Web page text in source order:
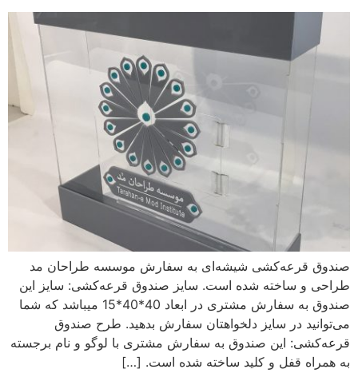
صندوق قرعه‌کشی شیشه‌ای به سفارش موسسه طراحان مد
طراحی و ساخته شده است. سایز صندوق قرعه‌کشی: سایز این
صندوق به سفارش مشتری در ابعاد 40*40*15 میباشد که شما
می‌توانید در سایز دلخواهتان سفارش بدهید. طرح‌ صندوق
قرعه‌کشی: این صندوق به سفارش مشتری با لوگو و نام برجسته
به همراه قفل و کلید ساخته شده است. […]